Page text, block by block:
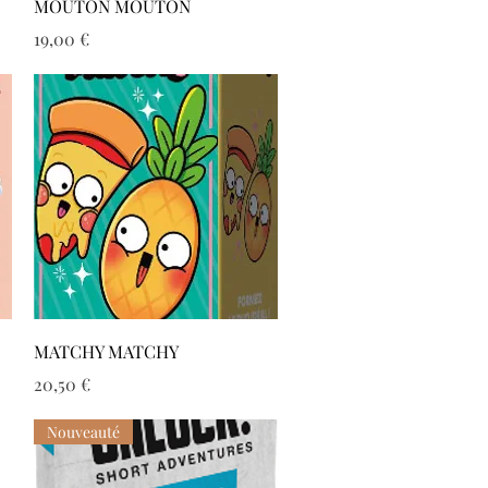
MOUTON MOUTON
Prix
19,00 €
Aperçu rapide
MATCHY MATCHY
Prix
20,50 €
Nouveauté